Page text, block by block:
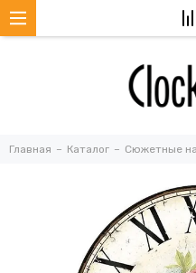
Главная Каталог Сюжетные